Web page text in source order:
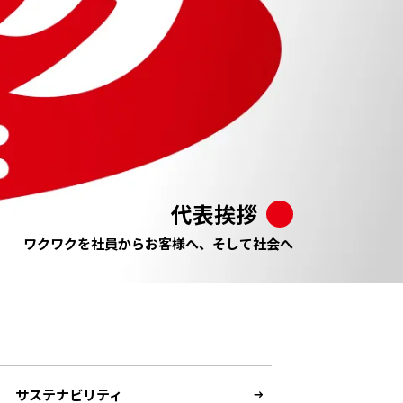
代表挨拶
ワクワクを社員からお客様へ、そして社会へ
サステナビリティ